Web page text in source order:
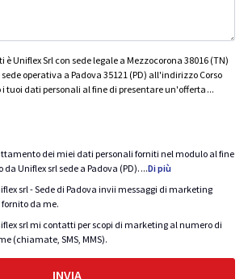
Uniflex Srl con sede legale a Mezzocorona 38016 (TN)
operativa a Padova 35121 (PD) all'indirizzo Corso
tuoi dati personali al fine di presentare un'offerta ...
dei miei dati personali forniti nel modulo al fine
Uniflex srl sede a Padova (PD). ...Di più
srl - Sede di Padova invii messaggi di marketing
da me.
srl mi contatti per scopi di marketing al numero di
(chiamate, SMS, MMS).